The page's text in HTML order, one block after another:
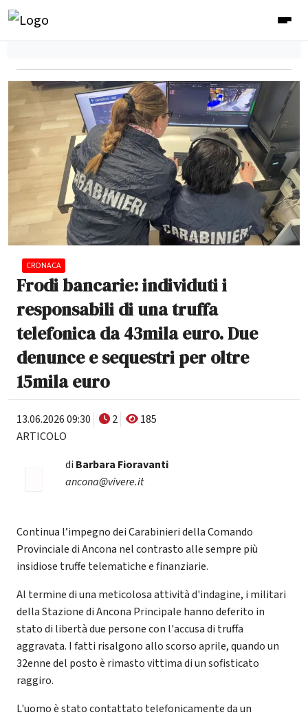
CRONACA
Frodi bancarie: individuti i
responsabili di una truffa
telefonica da 43mila euro. Due
denunce e sequestri per oltre
15mila euro
13.06.2026 09:30 2
185
ARTICOLO
di Barbara Fioravanti
ancona@vivere.it
Continua l’impegno dei Carabinieri della Comando
Provinciale di Ancona nel contrasto alle sempre più
insidiose truffe telematiche e finanziarie.
Al termine di una meticolosa attività d'indagine, i militari
della Stazione di Ancona Principale hanno deferito in
stato di libertà due persone con l'accusa di truffa
aggravata. I fatti risalgono allo scorso aprile, quando un
32enne del posto è rimasto vittima di un sofisticato
raggiro.
L'uomo è stato contattato telefonicamente da un